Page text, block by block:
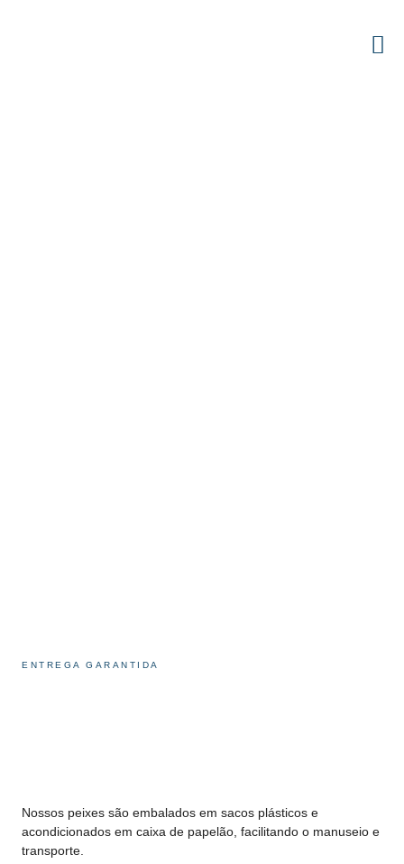
ENTREGA GARANTIDA
Nossos peixes são embalados em sacos plásticos e
acondicionados em caixa de papelão, facilitando o manuseio e
transporte.